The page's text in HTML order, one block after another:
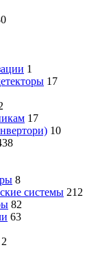
1
17
17
10
8
системы 212
82
63
2